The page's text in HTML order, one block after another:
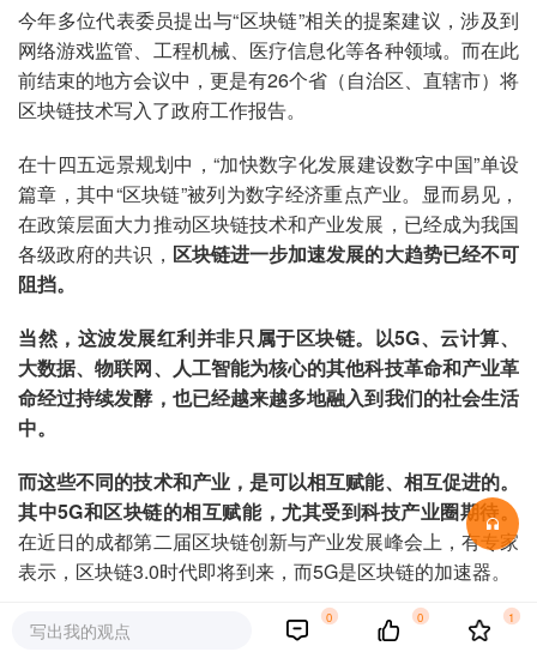
今年多位代表委员提出与“区块链”相关的提案建议，涉及到
网络游戏监管、工程机械、医疗信息化等各种领域。而在此
前结束的地方会议中，更是有26个省（自治区、直辖市）将
区块链技术写入了政府工作报告。
在十四五远景规划中，“加快数字化发展建设数字中国”单设
篇章，其中“区块链”被列为数字经济重点产业。显而易见，
在政策层面大力推动区块链技术和产业发展，已经成为我国
各级政府的共识， 区块链进一步加速发展的大趋势已经不可
阻挡。
当然，这波发展红利并非只属于区块链。以5G、云计算、
大数据、物联网、人工智能为核心的其他科技革命和产业革
命经过持续发酵，也已经越来越多地融入到我们的社会生活
中。
而这些不同的技术和产业，是可以相互赋能、相互促进的。
其中5G和区块链的相互赋能，尤其受到科技产业圈期待。
在近日的成都第二届区块链创新与产业发展峰会上，有专家
表示，区块链3.0时代即将到来，而5G是区块链的加速器。
写出我的观点
0 0 1